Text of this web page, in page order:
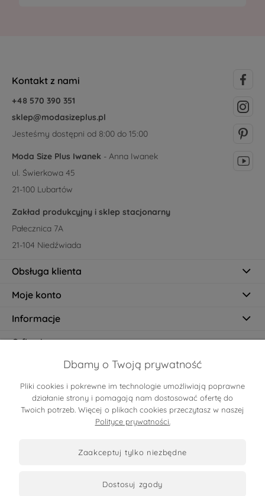
Kontakt z nami
+48 570 390 351
sklep@modasizeplus.pl
Jesteśmy dostępni od 8:00 do 15:00
Moda Size Plus Iwanek - Anna Iwanek
ul. Świerkowa 45
21-100 Lubartów
Zakład produkcyjny i sklep stacjonarny
Pałecznica 7A
21-104 Niedźwiada
Obsługa klienta
Moje konto
Informacje
O firmie
Certyfikaty
Dbamy o Twoją prywatność
Pliki cookies i pokrewne im technologie umożliwiają poprawne
działanie strony i pomagają nam dostosować ofertę do
Twoich potrzeb. Więcej o plikach cookies przeczytasz w naszej
Polityce prywatności.
zaakceptuj tylko niezbędne
dostosuj zgody